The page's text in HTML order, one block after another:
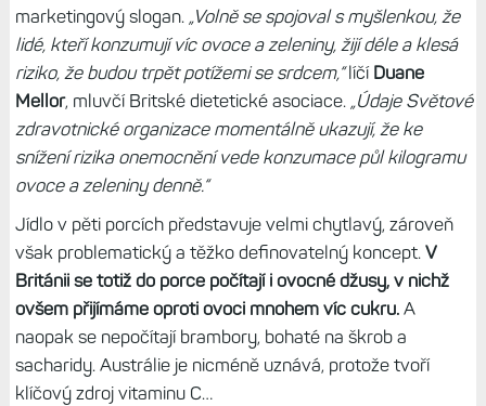
marketingový slogan. „Volně se spojoval s myšlenkou, že
lidé, kteří konzumují víc ovoce a zeleniny, žijí déle a klesá
riziko, že budou trpět potížemi se srdcem,“líčí Duane
Mellor, mluvčí Britské dietetické asociace. „Údaje Světové
zdravotnické organizace momentálně ukazují, že ke
snížení rizika onemocnění vede konzumace půl kilogramu
ovoce a zeleniny denně.“
Jídlo v pěti porcích představuje velmi chytlavý, zároveň
však problematický a těžko definovatelný koncept. V
Británii se totiž do porce počítají i ovocné džusy, v nichž
ovšem přijímáme oproti ovoci mnohem víc cukru.A
naopak se nepočítají brambory, bohaté na škrob a
sacharidy. Austrálie je nicméně uznává, protože tvoří
klíčový zdroj vitaminu C…